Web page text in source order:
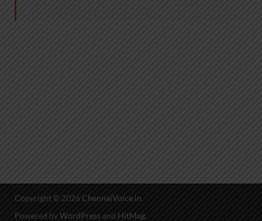
Copyright © 2026 ChennaiVoice.in.
Powered byWordPress and HitMag.